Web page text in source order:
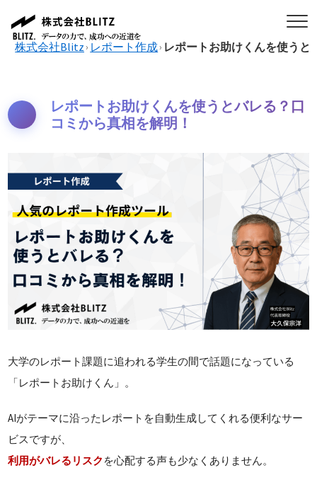
株式会社Blitz› レポート作成› レポートお助けくんを使う
レポートお助けくんを使うとバレる？口
コミから真相を解明！
大学のレポート課題に追われる学生の間で話題になっている
「レポートお助けくん」。
AIがテーマに沿ったレポートを自動生成してくれる便利なサー
ビスですが、
利用がバレるリスク を心配する声も少なくありません。